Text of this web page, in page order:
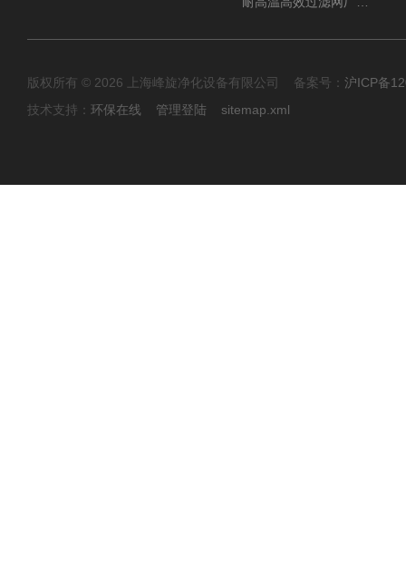
版权所有 © 2026 上海峰旋净化设备有限公司 备案号： 沪ICP备
技术支持： 环保在线 管理登陆 sitemap.xml